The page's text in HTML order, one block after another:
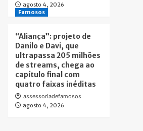
agosto 4, 2026
Famosos
“Aliança”: projeto de
Danilo e Davi, que
ultrapassa 205 milhões
de streams, chega ao
capítulo final com
quatro faixas inéditas
assessoriadefamosos
agosto 4, 2026